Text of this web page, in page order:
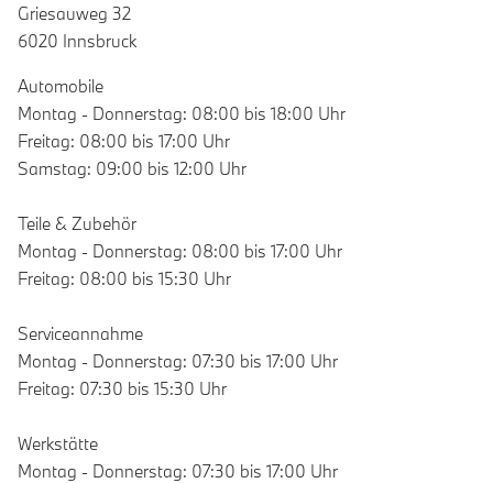
Griesauweg 32
6020 Innsbruck
Automobile
Montag - Donnerstag: 08:00 bis 18:00 Uhr
Freitag: 08:00 bis 17:00 Uhr
Samstag: 09:00 bis 12:00 Uhr
Teile & Zubehör
Montag - Donnerstag: 08:00 bis 17:00 Uhr
Freitag: 08:00 bis 15:30 Uhr
Serviceannahme
Montag - Donnerstag: 07:30 bis 17:00 Uhr
Freitag: 07:30 bis 15:30 Uhr
Werkstätte
Montag - Donnerstag: 07:30 bis 17:00 Uhr